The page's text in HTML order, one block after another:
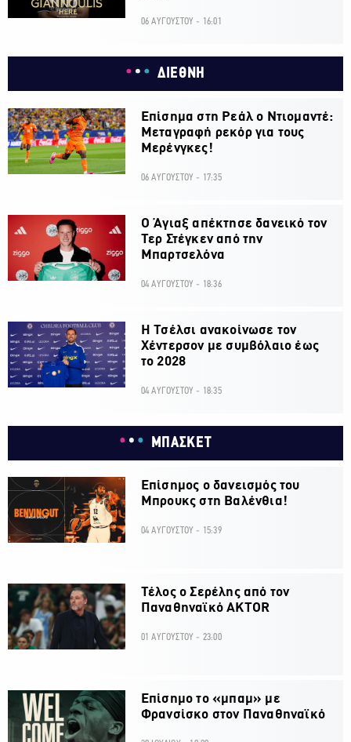
06 ΑΥΓΟΥΣΤΟΥ - 16:01
ΔΙΕΘΝΗ
Επίσημα στη Ρεάλ ο Ντιομαντέ:
Μεταγραφή ρεκόρ για τους
Μερένγκες!
06 ΑΥΓΟΥΣΤΟΥ - 17:35
Ο Άγιαξ απέκτησε δανεικό τον
Τερ Στέγκεν από την
Μπαρτσελόνα
04 ΑΥΓΟΥΣΤΟΥ - 18:36
H Τσέλσι ανακοίνωσε τον
Χέντερσον με συμβόλαιο έως
το 2028
04 ΑΥΓΟΥΣΤΟΥ - 18:35
ΜΠΑΣΚΕΤ
Επίσημος ο δανεισμός του
Μπρουκς στη Βαλένθια!
04 ΑΥΓΟΥΣΤΟΥ - 15:39
Τέλος ο Σερέλης από τον
Παναθηναϊκό AKTOR
01 ΑΥΓΟΥΣΤΟΥ - 23:00
Επίσημο το «μπαμ» με
Φρανσίσκο στον Παναθηναϊκό